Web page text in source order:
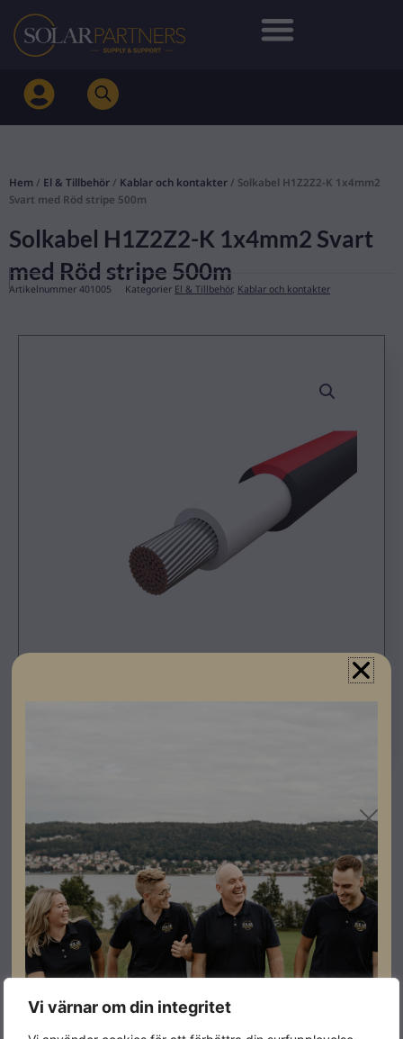
Vi värnar om din integritet
Hoppa
innehåll
Hem / El & Tillbehör / Kablar och kontakter / Solkabel H1Z2Z2-K 1x4mm2
Svart med Röd stripe 500m
Solkabel H1Z2Z2-K 1x4mm2 Svart
med Röd stripe 500m
Artikelnummer 401005 Kategorier El & Tillbehör, Kablar och kontakter
Registrera dig som partner för att se priser och kunna
göra beställningar.
Högkvalitativ anslutningskabel för solpaneler.
Dubbelisolerad, UV- och väderbeständig, halogenfri
och slitstark. Kan förläggas i mark
Specifikationer